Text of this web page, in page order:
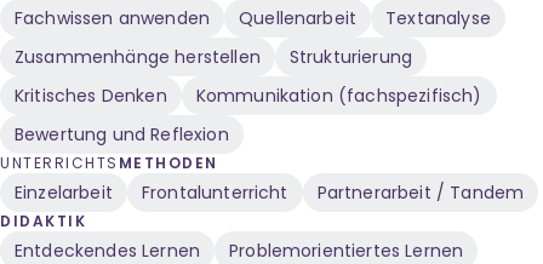
Fachwissen anwenden Quellenarbeit
Textanalyse
Zusammenhänge herstellen
Strukturierung
Kritisches Denken
Kommunikation (fachspezifisch)
Bewertung und Reflexion
UNTERRICHTS METHODEN
Einzelarbeit Frontalunterricht Partnerarbeit / Tandem
DIDAKTIK
Entdeckendes Lernen
Problemorientiertes Lernen